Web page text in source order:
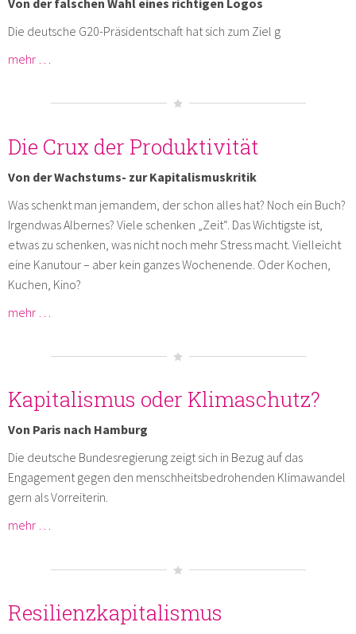
Die deutsche G20-Präsidentschaft hat sich zum Ziel g
mehr …
Die Crux der Produktivität
Von der Wachstums- zur Kapitalismuskritik
Was schenkt man jemandem, der schon alles hat? Noch ein Buch?
Irgendwas Albernes? Viele schenken „Zeit“. Das Wichtigste ist,
etwas zu schenken, was nicht noch mehr Stress macht. Vielleicht
eine Kanutour – aber kein ganzes Wochenende. Oder Kochen,
Kuchen, Kino?
mehr …
Kapitalismus oder Klimaschutz?
Von Paris nach Hamburg
Die deutsche Bundesregierung zeigt sich in Bezug auf das
Engagement gegen den menschheitsbedrohenden Klimawandel
gern als Vorreiterin.
mehr …
Resilienzkapitalismus